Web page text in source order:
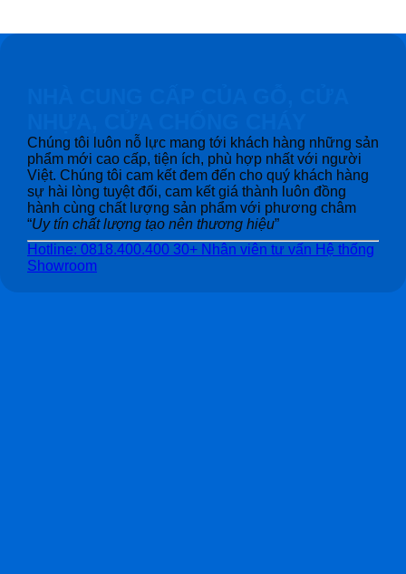
Chúng tôi luôn nỗ lực mang tới khách hàng những sản
phẩm mới cao cấp, tiện ích, phù hợp nhất với người
Việt. Chúng tôi cam kết đem đến cho quý khách hàng
sự hài lòng tuyệt đối, cam kết giá thành luôn đồng
hành cùng chất lượng sản phẩm với phương châm
“Uy tín chất lượng tạo nên thương hiệu”
Hotline: 0818.400.400 30+ Nhân viên tư vấn Hệ thống
Showroom